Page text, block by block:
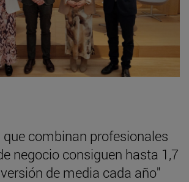
combinan profesionales
negocio consiguen hasta 1,7
de media cada año"